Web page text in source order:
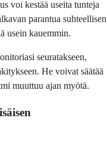
voi kestää useita tunteja
parantua suhteellisen
usein kauemmin.
seuratakseen,
He voivat säätää
muuttuu ajan myötä.